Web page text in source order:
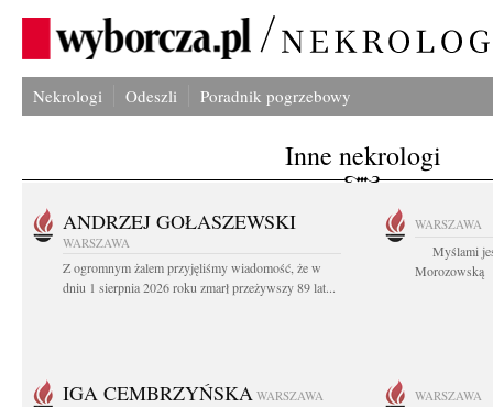
Nekrologi Odeszli Poradnik pogrzebowy
Inne nekrologi
ANDRZEJ GOŁASZEWSKI
WARSZAWA
Z ogromnym żalem przyjęliśmy wiadomość, że w
dniu 1 sierpnia 2026 roku zmarł przeżywszy 89 lat...
WARSZAWA
Myślami
Morozowską
IGA CEMBRZYŃSKA WARSZAWA WARSZAWA